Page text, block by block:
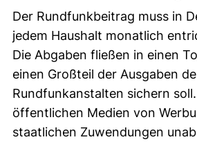
Der Rundfunkbeitrag muss in
jedem Haushalt monatlich
Die Abgaben fließen in einen
einen Großteil der Ausgaben
Rundfunkanstalten sichern
öffentlichen Medien von
staatlichen Zuwendungen